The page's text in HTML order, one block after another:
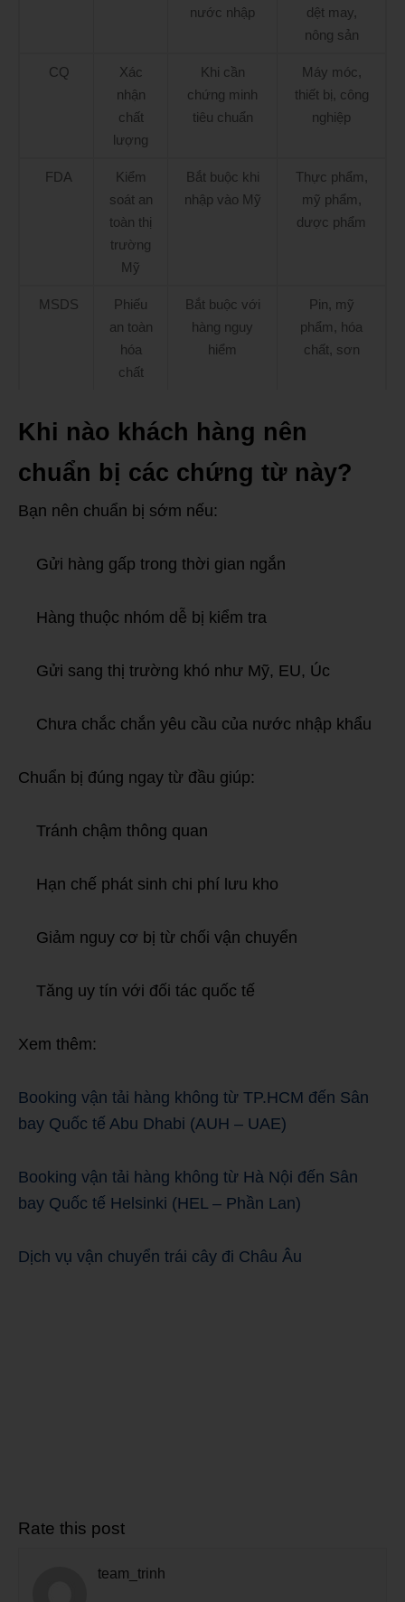
nước nhập
dệt may,
nông sản
CQ
Xác
nhận
chất
lượng
Khi cần
chứng minh
tiêu chuẩn
Máy móc,
thiết bị, công
nghiệp
FDA
Kiểm
soát an
toàn thị
trường
Mỹ
Bắt buộc khi
nhập vào Mỹ
Thực phẩm,
mỹ phẩm,
dược phẩm
MSDS
Phiếu
an toàn
hóa
chất
Bắt buộc với
hàng nguy
hiểm
Pin, mỹ
phẩm, hóa
chất, sơn
Khi nào khách hàng nên
chuẩn bị các chứng từ này?
Bạn nên chuẩn bị sớm nếu:
Gửi hàng gấp trong thời gian ngắn
Hàng thuộc nhóm dễ bị kiểm tra
Gửi sang thị trường khó như Mỹ, EU, Úc
Chưa chắc chắn yêu cầu của nước nhập khẩu
Chuẩn bị đúng ngay từ đầu giúp:
Tránh chậm thông quan
Hạn chế phát sinh chi phí lưu kho
Giảm nguy cơ bị từ chối vận chuyển
Tăng uy tín với đối tác quốc tế
Xem thêm:
Booking vận tải hàng không từ TP.HCM đến Sân
bay Quốc tế Abu Dhabi (AUH – UAE)
Booking vận tải hàng không từ Hà Nội đến Sân
bay Quốc tế Helsinki (HEL – Phần Lan)
Dịch vụ vận chuyển trái cây đi Châu Âu
Rate this post
team_trinh